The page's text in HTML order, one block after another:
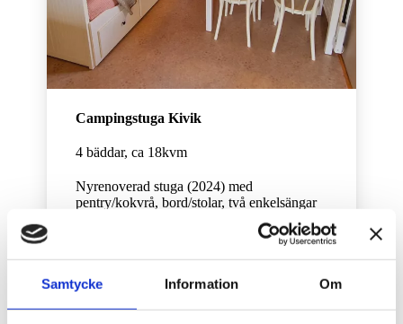
Samtycke Information Om
Campingstuga Kivik
4 bäddar, ca 18kvm
Nyrenoverad stuga (2024) med
pentry/kokvrå, bord/stolar, två enkelsängar
samt bäddsoffa. Egen altan under tak med
vattenkokare, kylskåp, frysfack, porslin,